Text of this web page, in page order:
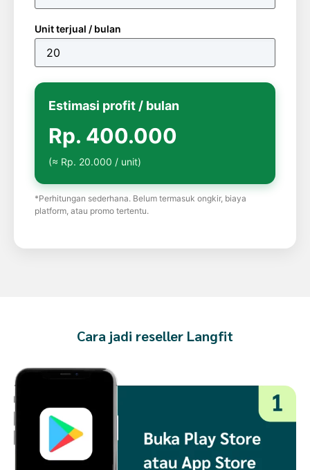
Unit terjual / bulan
Estimasi profit / bulan
Rp. 400.000
(≈ Rp. 20.000 / unit)
*Perhitungan sederhana. Belum termasuk ongkir, biaya
platform, atau promo tertentu.
Cara jadi reseller Langfit